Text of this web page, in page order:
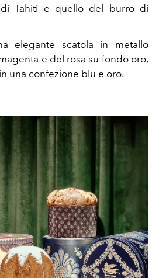
Tahiti e quello del burro di
elegante scatola in metallo
e del rosa su fondo oro,
una confezione blu e oro.